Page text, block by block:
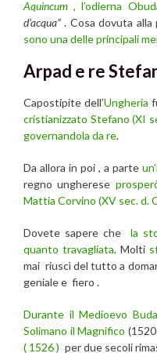
Aquincum , l’odierna
d’acqua” . Cosa dovuta
sono una delle principali
Arpad e re
Capostipite dell’Ungheria
cristianizzato Stefano (XI
governandola da re.
Da allora in poi , a parte
regno ungherese
Mattia Corvino (XV sec. d.
Dovete sapere che la
quanto travagliata. Molti
mai riuscì del tutto a
geniale e fiero .
Durante il Medioevo
Solimano il Magnifico
( 1526 ) per due secoli